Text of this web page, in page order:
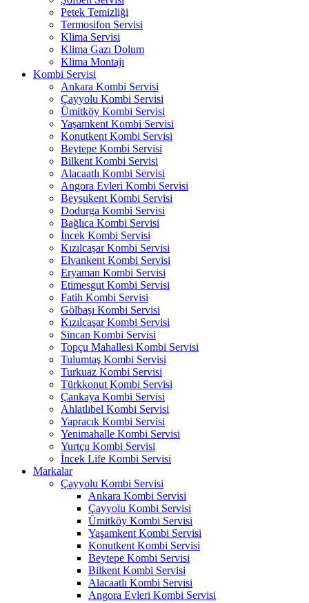
Petek Temizliği
Termosifon Servisi
Klima Servisi
Klima Gazı Dolum
Klima Montajı
Kombi Servisi
Ankara Kombi Servisi
Çayyolu Kombi Servisi
Ümitköy Kombi Servisi
Yaşamkent Kombi Servisi
Konutkent Kombi Servisi
Beytepe Kombi Servisi
Bilkent Kombi Servisi
Alacaatlı Kombi Servisi
Angora Evleri Kombi Servisi
Beysukent Kombi Servisi
Dodurga Kombi Servisi
Bağlıca Kombi Servisi
İncek Kombi Servisi
Kızılcaşar Kombi Servisi
Elvankent Kombi Servisi
Eryaman Kombi Servisi
Etimesgut Kombi Servisi
Fatih Kombi Servisi
Gölbaşı Kombi Servisi
Kızılcaşar Kombi Servisi
Sincan Kombi Servisi
Topçu Mahallesi Kombi Servisi
Tulumtaş Kombi Servisi
Turkuaz Kombi Servisi
Türkkonut Kombi Servisi
Çankaya Kombi Servisi
Ahlatlıbel Kombi Servisi
Yapracık Kombi Servisi
Yenimahalle Kombi Servisi
Yurtçu Kombi Servisi
İncek Life Kombi Servisi
Markalar
Çayyolu Kombi Servisi
Ankara Kombi Servisi
Çayyolu Kombi Servisi
Ümitköy Kombi Servisi
Yaşamkent Kombi Servisi
Konutkent Kombi Servisi
Beytepe Kombi Servisi
Bilkent Kombi Servisi
Alacaatlı Kombi Servisi
Angora Evleri Kombi Servisi